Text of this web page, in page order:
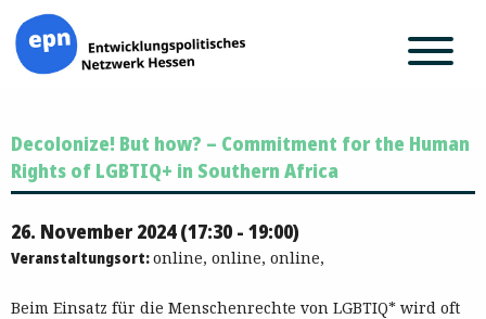
Inhalt
springen
Decolonize! But how? – Commitment for the Human
Rights of LGBTIQ+ in Southern Africa
26. November 2024 (17:30 - 19:00)
Veranstaltungsort:online, online, online,
Beim Einsatz für die Menschenrechte von LGBTIQ* wird oft